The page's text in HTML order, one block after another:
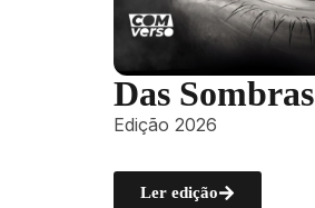
Das Sombras
Edição 2026
Ler edição